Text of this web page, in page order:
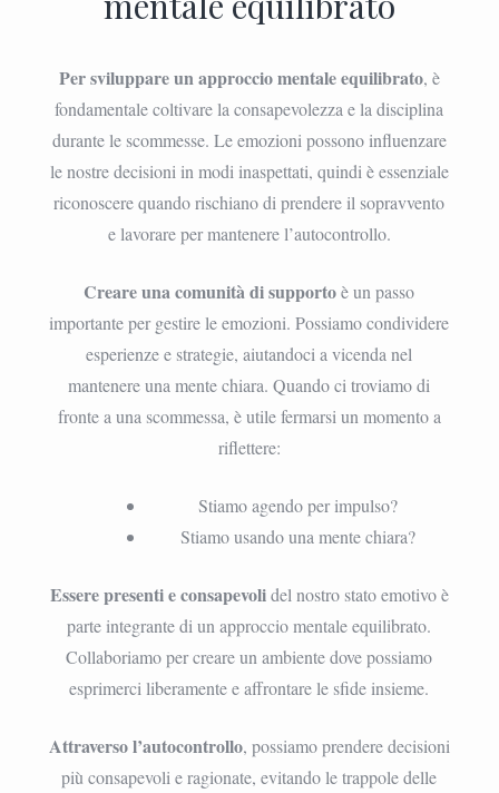
Per sviluppare un approccio mentale equilibrato, è
fondamentale coltivare la consapevolezza e la disciplina
durante le scommesse. Le emozioni possono influenzare
le nostre decisioni in modi inaspettati, quindi è essenziale
riconoscere quando rischiano di prendere il sopravvento
e lavorare per mantenere l’autocontrollo.
Creare una comunità di supportoè un passo
importante per gestire le emozioni. Possiamo condividere
esperienze e strategie, aiutandoci a vicenda nel
mantenere una mente chiara. Quando ci troviamo di
fronte a una scommessa, è utile fermarsi un momento a
riflettere:
Stiamo agendo per impulso?
Stiamo usando una mente chiara?
Essere presenti e consapevolidel nostro stato emotivo è
parte integrante di un approccio mentale equilibrato.
Collaboriamo per creare un ambiente dove possiamo
esprimerci liberamente e affrontare le sfide insieme.
Attraverso l’autocontrollo, possiamo prendere decisioni
più consapevoli e ragionate, evitando le trappole delle